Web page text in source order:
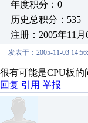
年度积分：0
历史总积分：535
注册：2005年11月
发表于：2005-11-03
很有可能是CPU板
回复 引用 举报